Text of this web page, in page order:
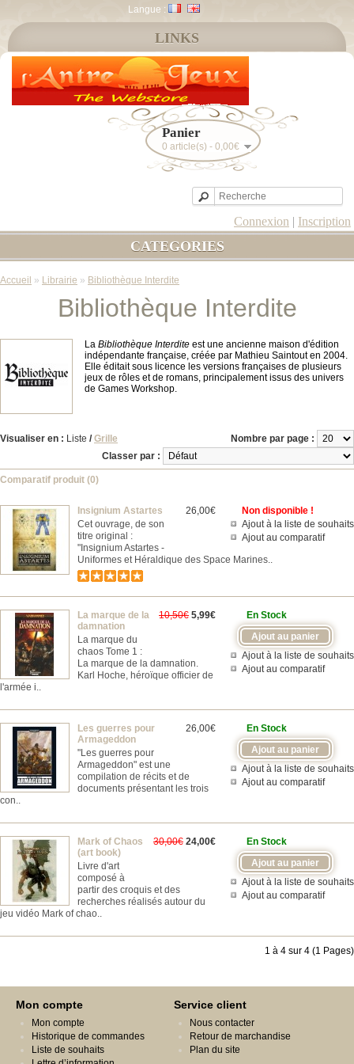
Langue :
Panier
0 article(s) - 0,00€
Connexion | Inscription
LINKS
CATEGORIES
Accueil » Librairie » Bibliothèque Interdite
Bibliothèque Interdite
La Bibliothèque Interdite est une ancienne maison d'édition
indépendante française, créée par Mathieu Saintout en 2004.
Elle éditait sous licence les versions françaises de plusieurs
jeux de rôles et de romans, principalement issus des univers
de Games Workshop.
Visualiser en : Liste / Grille
Nombre par page :
Classer par :
Comparatif produit (0)
Non disponible !
Ajout à la liste de souhaits
Ajout au comparatif
26,00€
Insignium Astartes
Cet ouvrage, de son
titre original :
"Insignium Astartes -
Uniformes et Héraldique des Space Marines..
En Stock
Ajout à la liste de souhaits
Ajout au comparatif
10,50€ 5,99€
La marque de la
damnation
La marque du
chaos Tome 1 :
La marque de la damnation.
Karl Hoche, héroïque officier de
l'armée i..
En Stock
Ajout à la liste de souhaits
Ajout au comparatif
26,00€
Les guerres pour
Armageddon
"Les guerres pour
Armageddon" est une
compilation de récits et de
documents présentant les trois
con..
En Stock
Ajout à la liste de souhaits
Ajout au comparatif
30,00€ 24,00€
Mark of Chaos
(art book)
Livre d'art
composé à
partir des croquis et des
recherches réalisés autour du
jeu vidéo Mark of chao..
1 à 4 sur 4 (1 Pages)
Mon compte
Mon compte
Historique de commandes
Liste de souhaits
Service client
Nous contacter
Retour de marchandise
Plan du site